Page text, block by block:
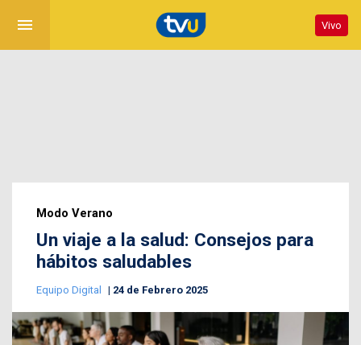
menu Vivo
Modo Verano
Un viaje a la salud: Consejos para
hábitos saludables
Equipo Digital 24 de Febrero 2025